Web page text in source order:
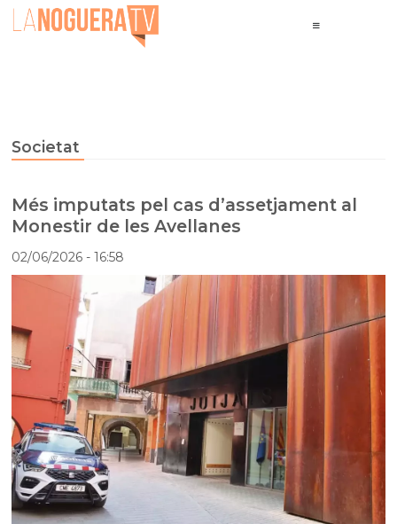
Societat
Més imputats pel cas d’assetjament al
Monestir de les Avellanes
02/06/2026- 16:58